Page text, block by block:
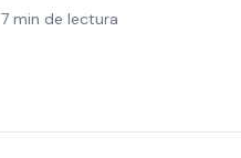
7 min de lectura